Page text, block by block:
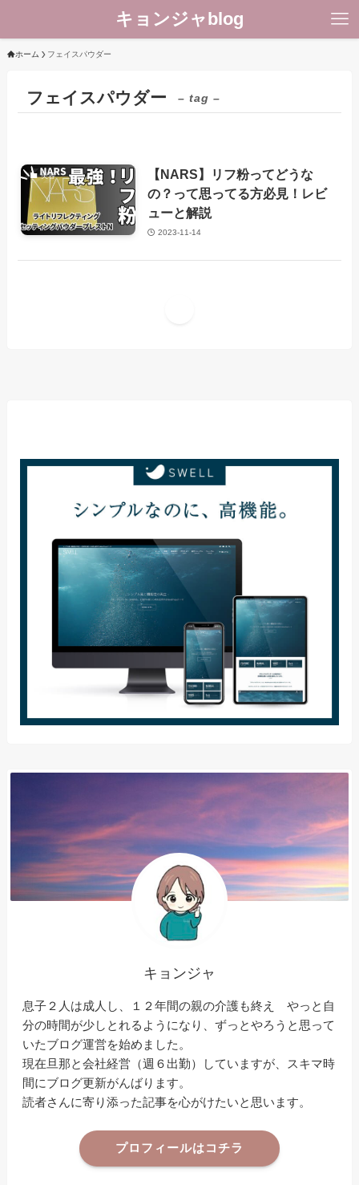
キョンジャblog
ホーム フェイスパウダー
フェイスパウダー – tag –
美容
【NARS】リフ粉ってどうな
の？って思ってる方必見！レビ
ューと解説
2023-11-14
キョンジャ
息子２人は成人し、１２年間の親の介護も終え やっと自
分の時間が少しとれるようになり、ずっとやろうと思って
いたブログ運営を始めました。
現在旦那と会社経営（週６出勤）していますが、スキマ時
間にブログ更新がんばります。
読者さんに寄り添った記事を心がけたいと思います。
プロフィールはコチラ